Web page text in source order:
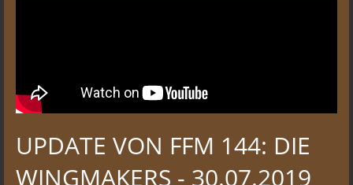
UPDATE VON FFM 144: DIE
WINGMAKERS - 30.07.2019